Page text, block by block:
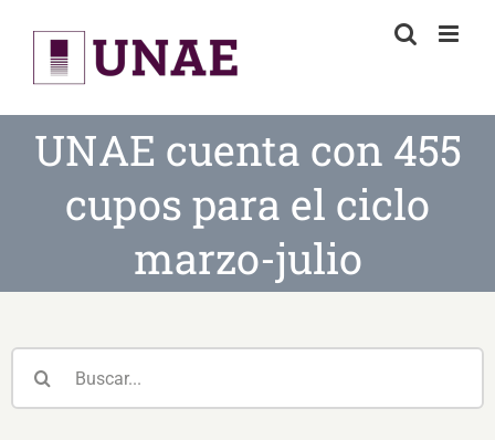
content
UNAE cuenta con 455
cupos para el ciclo
marzo-julio